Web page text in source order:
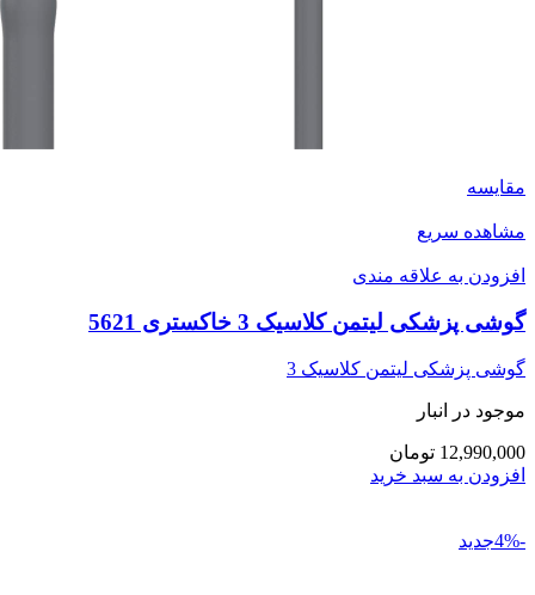
مقایسه
مشاهده سریع
افزودن به علاقه مندی
گوشی پزشکی لیتمن کلاسیک 3 خاکستری 5621
گوشی پزشکی لیتمن کلاسیک 3
موجود در انبار
12,990,000 تومان
افزودن به سبد خرید
-4%جدید